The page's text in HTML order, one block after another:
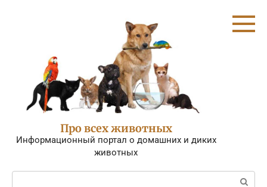
Про всех животных
Информационный портал о домашних и диких
животных
Поиск: